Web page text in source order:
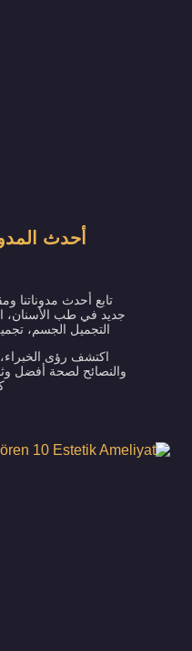
أحدث
تابع أحدث مدوناتنا
جديد في طب الأسنان،
التجميل الجسم،
اكتشف رؤى الخبراء،
والنصائح لصحة أفضل